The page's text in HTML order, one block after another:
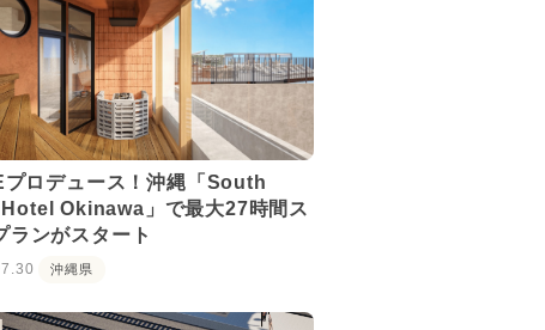
ロデュース！沖縄「South
Okinawa」で最大27時間ス
ランがスタート
沖縄県